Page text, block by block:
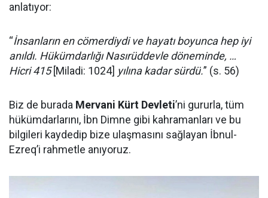
anlatıyor:
“İnsanların en cömerdiydi ve hayatı boyunca hep iyi
anıldı. Hükümdarlığı Nasırüddevle döneminde, …
Hicri 415[Miladi: 1024] yılına kadar sürdü.” (s. 56)
Biz de burada Mervani Kürt Devleti’ni gururla, tüm
hükümdarlarını, İbn Dimne gibi kahramanları ve bu
bilgileri kaydedip bize ulaşmasını sağlayan İbnul-
Ezreq’i rahmetle anıyoruz.